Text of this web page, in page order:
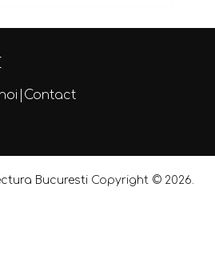
Contact
Bucuresti Copyright © 2026.